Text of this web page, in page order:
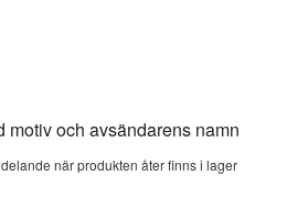
motiv och avsändarens namn
när produkten åter finns i lager